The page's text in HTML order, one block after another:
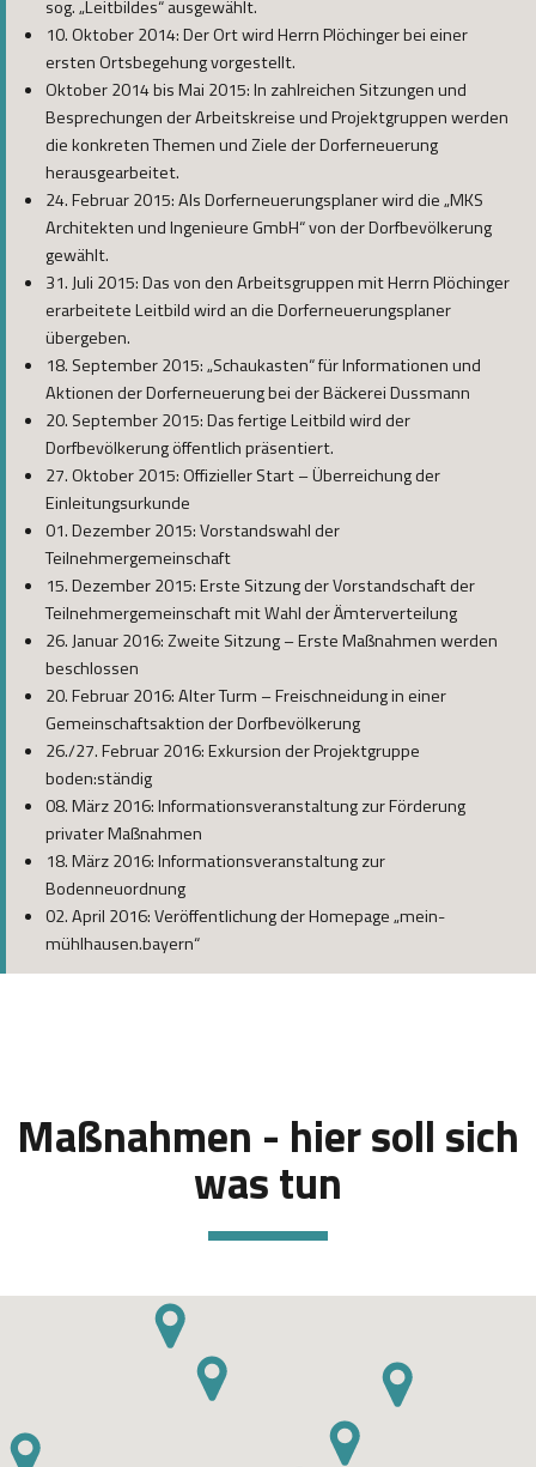
sog. „Leitbildes“ ausgewählt.
10. Oktober 2014: Der Ort wird Herrn Plöchinger bei einer
ersten Ortsbegehung vorgestellt.
Oktober 2014 bis Mai 2015: In zahlreichen Sitzungen und
Besprechungen der Arbeitskreise und Projektgruppen werden
die konkreten Themen und Ziele der Dorferneuerung
herausgearbeitet.
24. Februar 2015: Als Dorferneuerungsplaner wird die „MKS
Architekten und Ingenieure GmbH“ von der Dorfbevölkerung
gewählt.
31. Juli 2015: Das von den Arbeitsgruppen mit Herrn Plöchinger
erarbeitete Leitbild wird an die Dorferneuerungsplaner
übergeben.
18. September 2015: „Schaukasten“ für Informationen und
Aktionen der Dorferneuerung bei der Bäckerei Dussmann
20. September 2015: Das fertige Leitbild wird der
Dorfbevölkerung öffentlich präsentiert.
27. Oktober 2015: Offizieller Start – Überreichung der
Einleitungsurkunde
01. Dezember 2015: Vorstandswahl der
Teilnehmergemeinschaft
15. Dezember 2015: Erste Sitzung der Vorstandschaft der
Teilnehmergemeinschaft mit Wahl der Ämterverteilung
26. Januar 2016: Zweite Sitzung – Erste Maßnahmen werden
beschlossen
20. Februar 2016: Alter Turm – Freischneidung in einer
Gemeinschaftsaktion der Dorfbevölkerung
26./27. Februar 2016: Exkursion der Projektgruppe
boden:ständig
08. März 2016: Informationsveranstaltung zur Förderung
privater Maßnahmen
18. März 2016: Informationsveranstaltung zur
Bodenneuordnung
02. April 2016: Veröffentlichung der Homepage „mein-
mühlhausen.bayern“
Maßnahmen - hier soll sich
was tun